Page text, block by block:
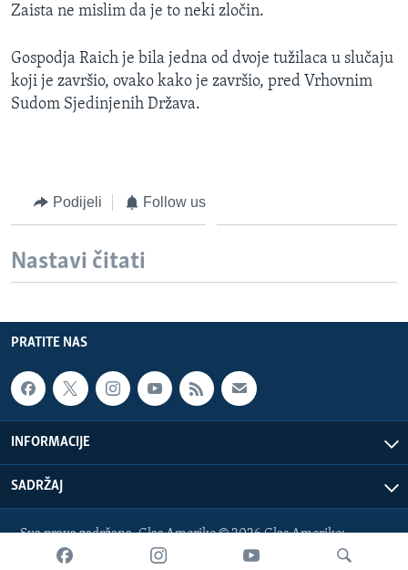
Zaista ne mislim da je to neki zločin.
Gospodja Raich je bila jedna od dvoje tužilaca u slučaju
koji je završio, ovako kako je završio, pred Vrhovnim
Sudom Sjedinjenih Država.
Podijeli Follow us
Nastavi čitati
PRATITE NAS
INFORMACIJE
SADRŽAJ
Sva prava zadržana. Glas Amerike © 2026 Glas Amerike:
bosnian-service@voanews.com